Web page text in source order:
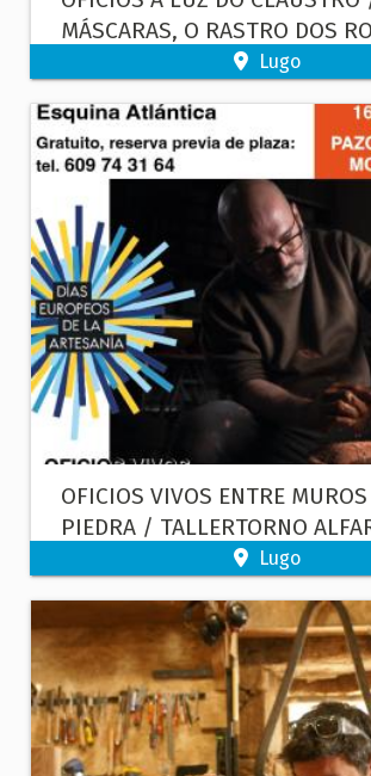
MÁSCARAS, O RASTRO DOS
Lugo
OFICIOS VIVOS ENTRE
PIEDRA / TALLERTORNO
FORMAS DO BARRO Lugo